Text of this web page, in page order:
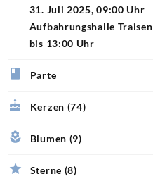
31. Juli 2025, 09:00 Uhr
Aufbahrungshalle Traisen
bis 13:00 Uhr
Parte
Kerzen (74)
Blumen (9)
Sterne (8)